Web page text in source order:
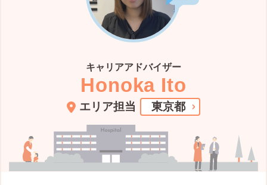
キャリアアドバイザー
Honoka Ito
エリア担当 東京都